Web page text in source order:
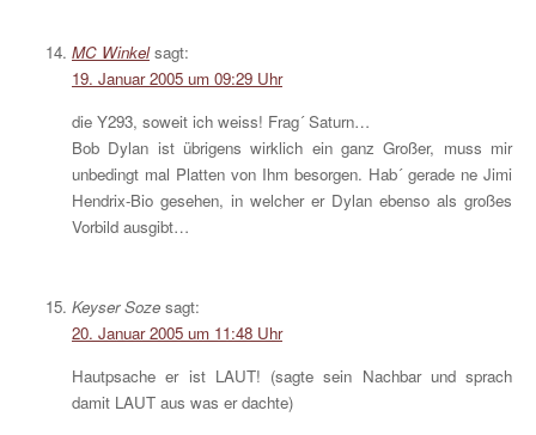
MC Winkel sagt:
19. Januar 2005 um 09:29 Uhr
die Y293, soweit ich weiss! Frag´ Saturn…
Bob Dylan ist übrigens wirklich ein ganz Großer, muss mir
unbedingt mal Platten von Ihm besorgen. Hab´ gerade ne Jimi
Hendrix-Bio gesehen, in welcher er Dylan ebenso als großes
Vorbild ausgibt…
Keyser Soze sagt:
20. Januar 2005 um 11:48 Uhr
Hautpsache er ist LAUT! (sagte sein Nachbar und sprach
damit LAUT aus was er dachte)